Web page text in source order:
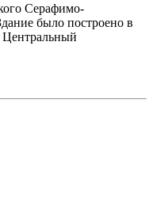
Серафимо-
было построено в